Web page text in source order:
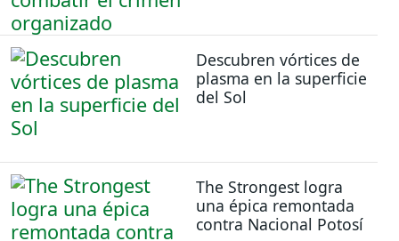
Descubren vórtices de
plasma en la superficie
del Sol
The Strongest logra
una épica remontada
contra Nacional Potosí